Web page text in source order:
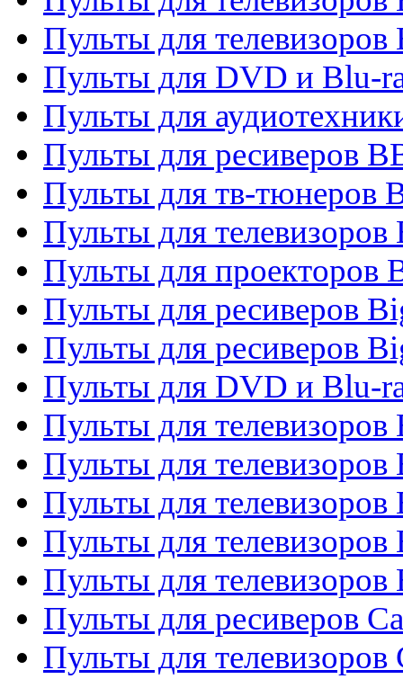
Пульты для
Пульты для DVD и Blu-
Пульты для
Пульты для ресиверов
Пульты для тв-тюнеров
Пульты для телевизоров
Пульты для проекторов
Пульты для ресиверов
Пульты для ресиверов
Пульты для DVD и Blu-
Пульты для телевизоров
Пульты для телевизоров
Пульты для телевизоров
Пульты для телевизоров
Пульты для телевизоров
Пульты для ресиверов
Пульты для телевизоров